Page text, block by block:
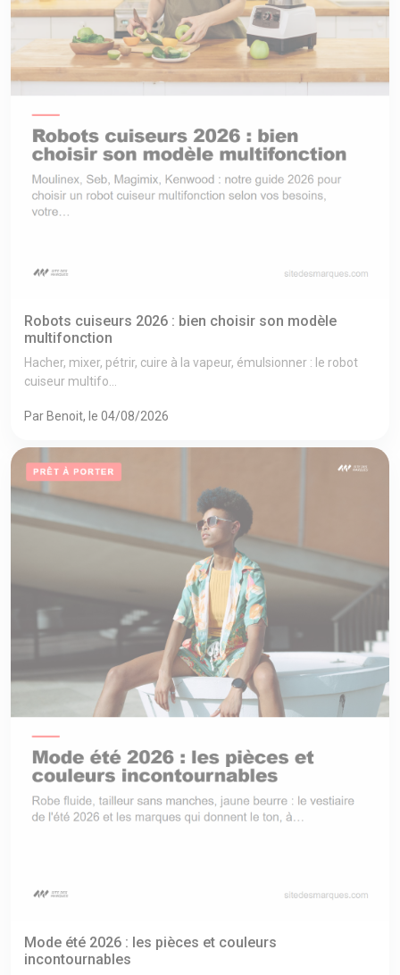
Robots cuiseurs 2026 : bien choisir son modèle
multifonction
Hacher, mixer, pétrir, cuire à la vapeur, émulsionner : le robot
cuiseur multifo...
Par Benoit, le 04/08/2026
Mode été 2026 : les pièces et couleurs
incontournables